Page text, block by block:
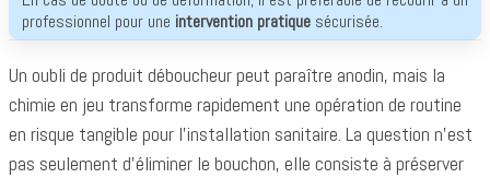
professionnel pour une intervention pratique sécurisée.
Un oubli de produit déboucheur peut paraître anodin, mais la
chimie en jeu transforme rapidement une opération de routine
en risque tangible pour l’installation sanitaire. La question n’est
pas seulement d’éliminer le bouchon, elle consiste à préserver